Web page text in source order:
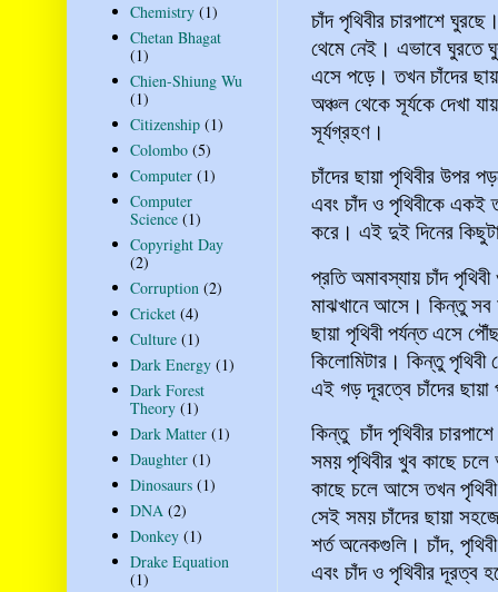
চাঁদ পৃথিবীর চারপাশে
থেমে নেই। এভাবে ঘুরতে
এসে পড়ে। তখন চাঁদের
অঞ্চল থেকে সূর্যকে দেখা
সূর্যগ্রহণ।
চাঁদের ছায়া পৃথিবীর উপর
এবং চাঁদ ও পৃথিবীকে একই
করে। এই দুই দিনের
প্রতি অমাবস্যায় চাঁদ
মাঝখানে আসে। কিন্তু সব
ছায়া পৃথিবী পর্যন্ত এসে
কিলোমিটার। কিন্তু
এই গড় দূরত্বে চাঁদের
কিন্তু চাঁদ পৃথিবীর
সময় পৃথিবীর খুব কাছে
কাছে চলে আসে তখন
সেই সময় চাঁদের ছায়া
শর্ত অনেকগুলি। চাঁদ,
এবং চাঁদ ও পৃথিবীর দূরত্ব
Chemistry (1)
Chetan Bhagat
(1)
Chien-Shiung Wu
(1)
Citizenship (1)
Colombo (5)
Computer (1)
Computer
Science (1)
Copyright Day
(2)
Corruption (2)
Cricket (4)
Culture (1)
Dark Energy (1)
Dark Forest
Theory (1)
Dark Matter (1)
Daughter (1)
Dinosaurs (1)
DNA (2)
Donkey (1)
Drake Equation
(1)